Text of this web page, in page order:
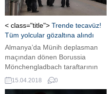
< class="title"> Trende tecavüz!
Tüm yolcular gözaltına alındı
Almanya’da Münih deplasman
maçından dönen Borussia
Mönchengladbach taraftarının
yer aldığı trende bir kıza tecavüz
edildi. Olayın ardından trendeki
15.04.2018 0